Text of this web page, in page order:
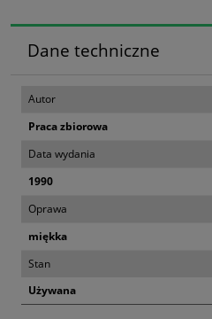
Dane techniczne
Autor
Praca zbiorowa
Data wydania
1990
Oprawa
miękka
Stan
Używana